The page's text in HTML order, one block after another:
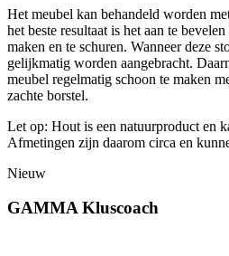
Het meubel kan behandeld worden
het beste resultaat is het aan te
maken en te schuren. Wanneer deze
gelijkmatig worden aangebracht.
meubel regelmatig schoon te maken
zachte borstel.
Let op: Hout is een natuurproduct en
Afmetingen zijn daarom circa en
Nieuw
GAMMA Kluscoach